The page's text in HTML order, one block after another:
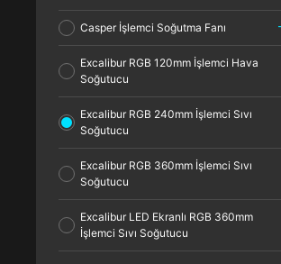
Casper İşlemci Soğutma Fanı
Excalibur RGB 120mm İşlemci Hava
Soğutucu
Excalibur RGB 240mm İşlemci Sıvı
Soğutucu
Excalibur RGB 360mm İşlemci Sıvı
Soğutucu
Excalibur LED Ekranlı RGB 360mm
İşlemci Sıvı Soğutucu